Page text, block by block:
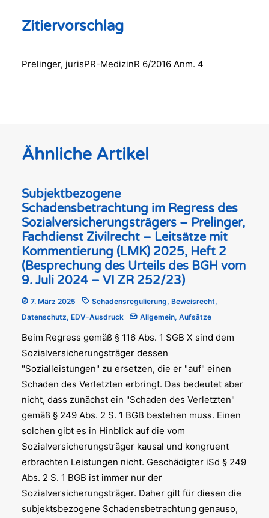
Zitiervorschlag
Prelinger, jurisPR-MedizinR 6/2016 Anm. 4
Ähnliche Artikel
Subjektbezogene
Schadensbetrachtung im Regress des
Sozialversicherungsträgers – Prelinger,
Fachdienst Zivilrecht – Leitsätze mit
Kommentierung (LMK) 2025, Heft 2
(Besprechung des Urteils des BGH vom
9. Juli 2024 – VI ZR 252/23)
7. März 2025 Schadensregulierung, Beweisrecht,
Datenschutz, EDV-Ausdruck Allgemein, Aufsätze
Beim Regress gemäß § 116 Abs. 1 SGB X sind dem
Sozialversicherungsträger dessen
"Sozialleistungen" zu ersetzen, die er "auf" einen
Schaden des Verletzten erbringt. Das bedeutet aber
nicht, dass zunächst ein "Schaden des Verletzten"
gemäß § 249 Abs. 2 S. 1 BGB bestehen muss. Einen
solchen gibt es in Hinblick auf die vom
Sozialversicherungsträger kausal und kongruent
erbrachten Leistungen nicht. Geschädigter iSd § 249
Abs. 2 S. 1 BGB ist immer nur der
Sozialversicherungsträger. Daher gilt für diesen die
subjektsbezogene Schadensbetrachtung genauso,